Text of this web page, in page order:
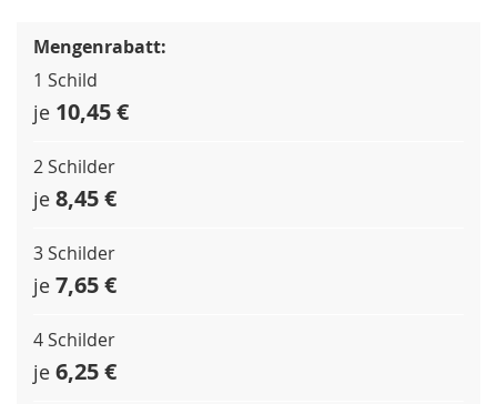
Mengenrabatt:
1 Schild
je 10,45 €
2 Schilder
je 8,45 €
3 Schilder
je 7,65 €
4 Schilder
je 6,25 €